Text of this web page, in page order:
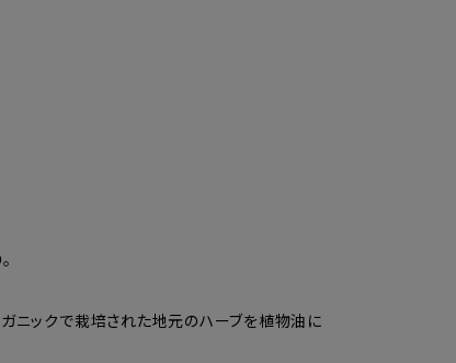
ニックで栽培された地元のハーブを植物油に